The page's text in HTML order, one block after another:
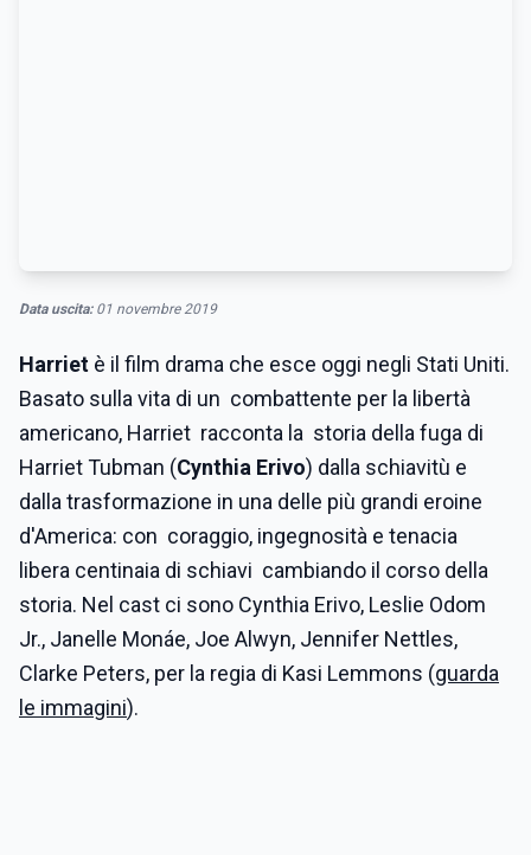
Data uscita:01 novembre 2019
Harriet è il film drama che esce oggi negli Stati Uniti.
Basato sulla vita di un combattente per la libertà
americano, Harriet racconta la storia della fuga di
Harriet Tubman (Cynthia Erivo) dalla schiavitù e
dalla trasformazione in una delle più grandi eroine
d'America: con coraggio, ingegnosità e tenacia
libera centinaia di schiavi cambiando il corso della
storia. Nel cast ci sono Cynthia Erivo, Leslie Odom
Jr., Janelle Monáe, Joe Alwyn, Jennifer Nettles,
Clarke Peters, per la regia di Kasi Lemmons (guarda
le immagini).